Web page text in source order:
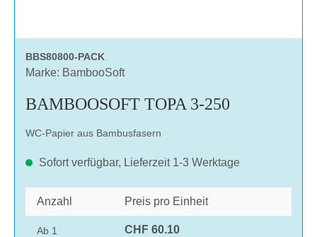
BBS80800-PACK
Marke: BambooSoft
BAMBOOSOFT TOPA 3-250
WC-Papier aus Bambusfasern
Sofort verfügbar, Lieferzeit 1-3 Werktage
Anzahl Preis pro Einheit
Ab 1 CHF 60.10